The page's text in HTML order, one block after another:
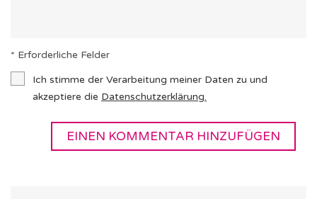
* Erforderliche Felder
Ich stimme der Verarbeitung meiner Daten zu und
akzeptiere die Datenschutzerklärung.